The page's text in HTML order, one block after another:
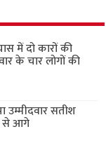
में दो कारों की
के चार लोगों की
उम्मीदवार सतीश
से आगे